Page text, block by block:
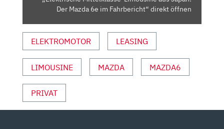
FAHRBERICHT“
YOUTUBE
ANZEIGEN
Der Mazda 6e im Fahrbericht“ direkt öffnen
ELEKTROMOTOR LEASING
LIMOUSINE MAZDA MAZDA6
PRIVAT